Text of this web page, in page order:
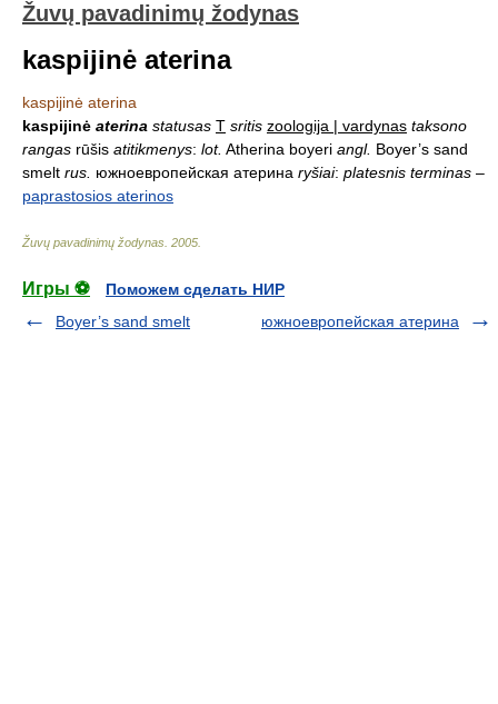
Žuvų pavadinimų žodynas
kaspijinė aterina
kaspijinė aterina
kaspijinė aterina statusas T sritis zoologija | vardynas taksono
rangas rūšis atitikmenys: lot. Atherina boyeri angl. Boyer’s sand
smelt rus. южноевропейская атерина ryšiai: platesnis terminas –
paprastosios aterinos
Žuvų pavadinimų žodynas 2005
Игры ⚽
Поможем сделать НИР
Boyer’s sand smelt
южноевропейская атерина